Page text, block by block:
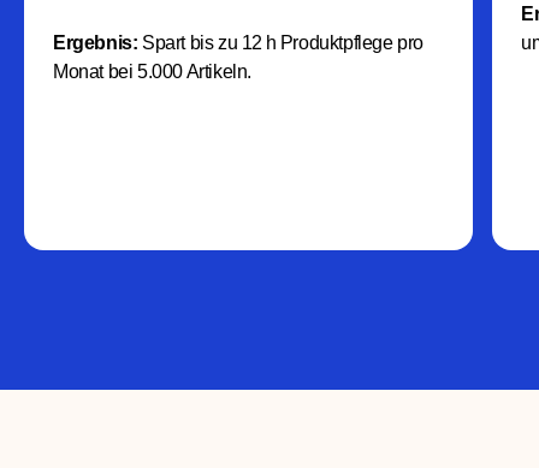
Ergebnis: Spart bis zu 12 h Produktpflege pro
Monat bei 5.000 Artikeln.